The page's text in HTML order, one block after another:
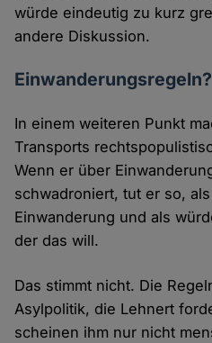
würde eindeutig zu kurz
andere Diskussion.
In einem weiteren Punkt
Transports
Wenn er über
schwadroniert, tut er so,
Einwanderung und als
der das will.
Das stimmt nicht. Die
Asylpolitik, die Lehnert
scheinen ihm nur nicht